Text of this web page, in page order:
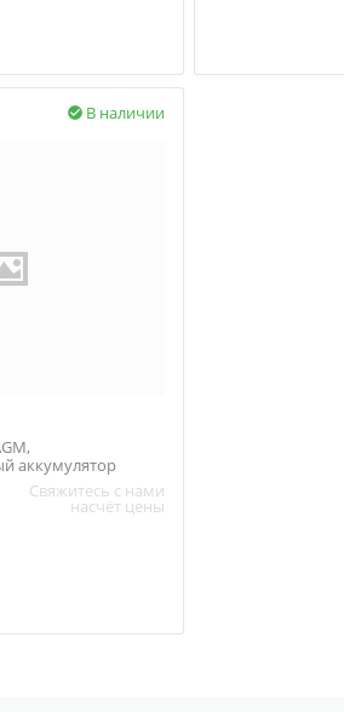
В наличии

аккумулятор
Свяжитесь с нами
насчёт цены